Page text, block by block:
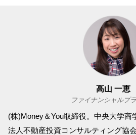
高山 一恵
ファイナンシャルプ
(株)Money＆You取締役。中央大学商
法人不動産投資コンサルティング協